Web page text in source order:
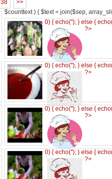
38
>>
$counttext ) { $text = join($sep,
0) { echo(''); } else {
?>
0) { echo(''); } else {
?>
0) { echo(''); } else {
?>
0) { echo(''); } else {
?>